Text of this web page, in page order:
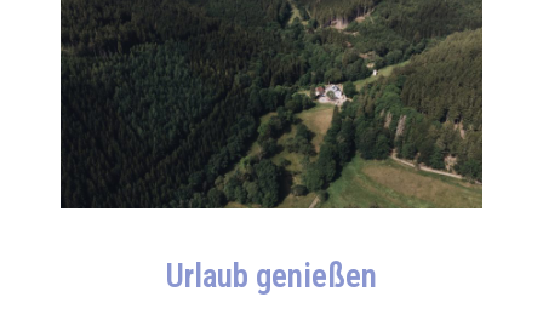
Urlaub genießen